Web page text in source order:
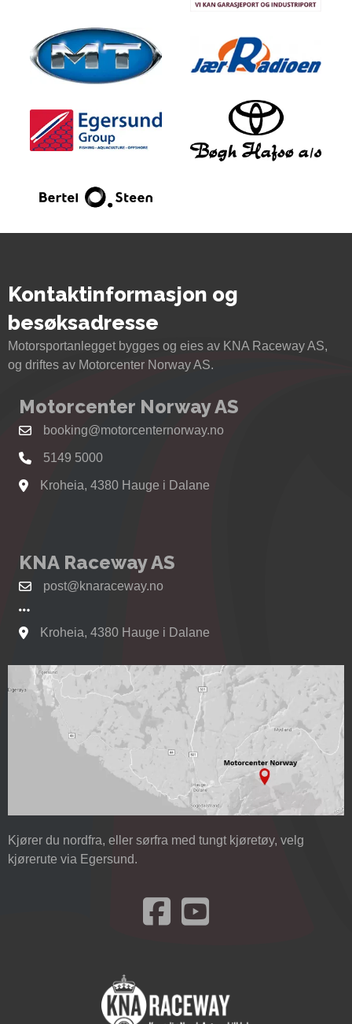
Kontaktinformasjon og
besøksadresse
Motorsportanlegget bygges og eies av KNA Raceway AS,
og driftes av Motorcenter Norway AS.
Motorcenter Norway AS
booking@motorcenternorway.no
5149 5000
Se kart til Motorcenter Norway i Sokndal
Kroheia, 4380 Hauge i Dalane
KNA Raceway AS
post@knaraceway.no
Se kart til Motorcenter Norway i Sokndal
Kroheia, 4380 Hauge i Dalane
Kjører du nordfra, eller sørfra med tungt kjøretøy, velg
kjørerute via Egersund.
Besøk oss på Facebook